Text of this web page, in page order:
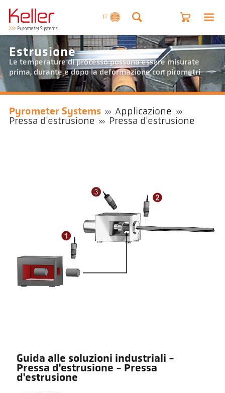
IT
Estrusione
Le temperature di processo possono essere misurate
prima, durante e dopo la deformazione con pirometri
Pyrometer Systems
Applicazione
Pressa d'estrusione
Pressa d'estrusione
Guida alle soluzioni industriali -
Pressa d'estrusione - Pressa
d'estrusione